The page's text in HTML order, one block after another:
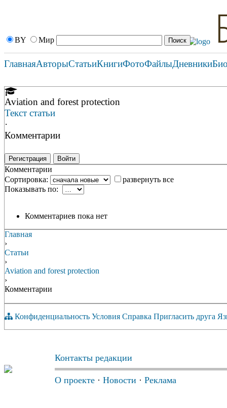
BY Мир
ГлавнаяАвторыСтатьиКнигиФотоФайлыДневники
Aviation and forest protection
Текст статьи
·
Комментарии
Регистрация Войти
Комментарии
Сортировка:
развернуть все
Показывать по:
Комментариев пока нет
Главная
›
Статьи
›
Aviation and forest protection
›
Комментарии
Конфиденциальность Условия Справка Пригласить друга
Контакты редакции
О проекте · Новости · Реклама